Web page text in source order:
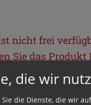
nicht frei
Sie das Produkt
die wir
Sie die Dienste, die wir